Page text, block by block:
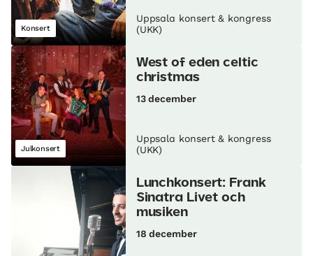
Konsert
Uppsala konsert & kongress
(UKK)
Julkonsert
West of eden celtic
christmas
13 december
Uppsala konsert & kongress
(UKK)
Lunch­konsert: Frank
Sinatra Livet och
musiken
18 december